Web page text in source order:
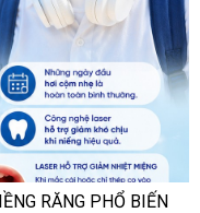
RĂNG PHỔ BIẾN